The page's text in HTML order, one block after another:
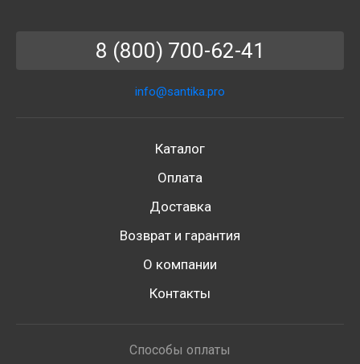
8 (800) 700-62-41
info@santika.pro
Каталог
Оплата
Доставка
Возврат и гарантия
О компании
Контакты
Способы оплаты